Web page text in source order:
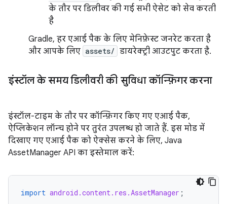
के तौर पर डिलीवर की गई सभी ऐसेट को सेव करती
है
Gradle, हर एआई पैक के लिए मेनिफ़ेस्ट जनरेट करता है
और आपके लिए assets/ डायरेक्ट्री आउटपुट करता है.
इंस्टॉल के समय डिलीवरी की सुविधा कॉन्फ़िगर करना
इंस्टॉल-टाइम के तौर पर कॉन्फ़िगर किए गए एआई पैक,
ऐप्लिकेशन लॉन्च होने पर तुरंत उपलब्ध हो जाते हैं. इस मोड में
दिखाए गए एआई पैक को ऐक्सेस करने के लिए, Java
AssetManager API का इस्तेमाल करें:
import android.content.res.AssetManager ;